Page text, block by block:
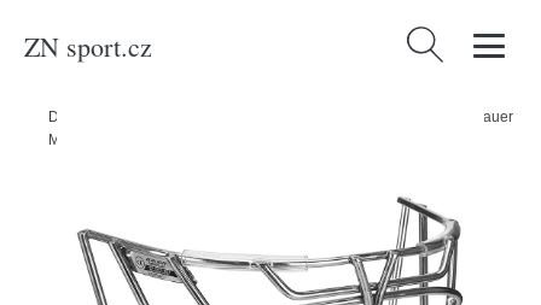
ZN sport.cz Vyhledávání
Domů
Bauer
Mřížka Bauer Non Certified GRW NC Cat eye, stříbrná, Senior